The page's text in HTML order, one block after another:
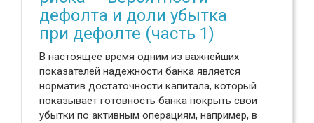
дефолта и доли убытка
при дефолте (часть 1)
В настоящее время одним из важнейших
показателей надежности банка является
норматив достаточности капитала, который
показывает готовность банка покрыть свои
убытки по активным операциям, например, в